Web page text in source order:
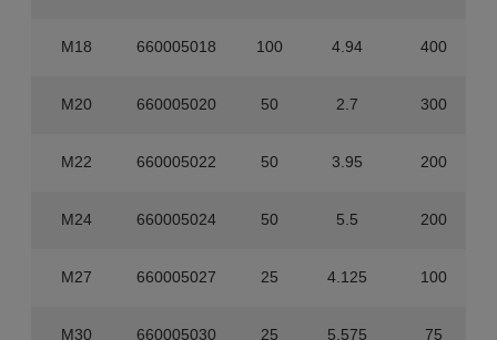
M18 660005018 100 4.94 400
M20 660005020 50 2.7 300
M22 660005022 50 3.95 200
M24 660005024 50 5.5 200
M27 660005027 25 4.125 100
M30 660005030 25 5.575 75